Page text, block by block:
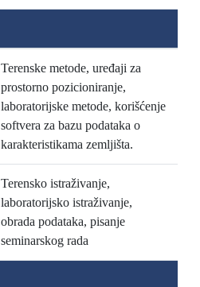
Terenske metode, uređaji za
prostorno pozicioniranje,
laboratorijske metode, korišćenje
softvera za bazu podataka o
karakteristikama zemljišta.
Terensko istraživanje,
laboratorijsko istraživanje,
obrada podataka, pisanje
seminarskog rada